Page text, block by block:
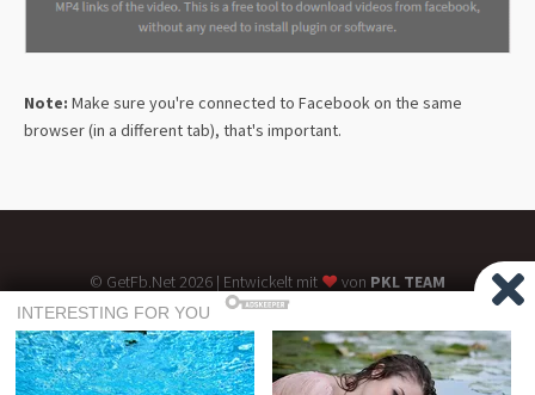
Note: Make sure you're connected to Facebook on the same
browser (in a different tab), that's important.
© GetFb.Net 2026 | Entwickelt mit ♥ von PKL TEAM
Nutzungsbedingungen
Datenschutz-Bestimmungen
Über uns
FAQs
GetFb hostet keine Raubkopien oder urheberrechtlich geschützten Inhalte